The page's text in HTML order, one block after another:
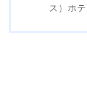
ス）ホ